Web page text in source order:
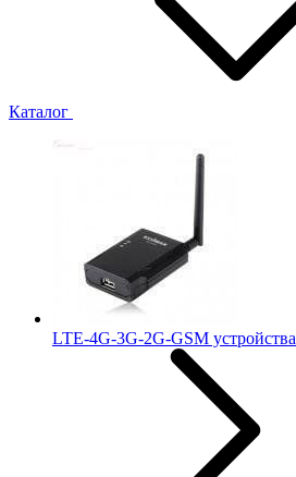
Каталог
LTE-4G-3G-2G-GSM устройства